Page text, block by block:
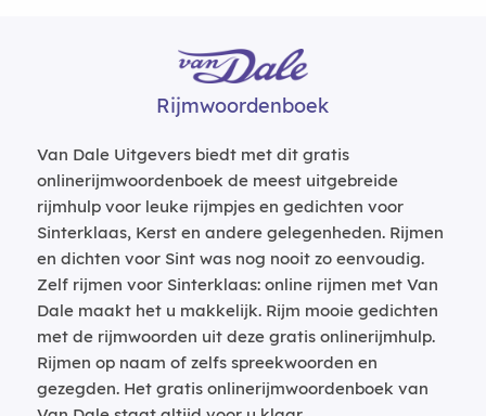
Rijmwoordenboek
Van Dale Uitgevers biedt met dit gratis
onlinerijmwoordenboek de meest uitgebreide
rijmhulp voor leuke rijmpjes en gedichten voor
Sinterklaas, Kerst en andere gelegenheden. Rijmen
en dichten voor Sint was nog nooit zo eenvoudig.
Zelf rijmen voor Sinterklaas: online rijmen met Van
Dale maakt het u makkelijk. Rijm mooie gedichten
met de rijmwoorden uit deze gratis onlinerijmhulp.
Rijmen op naam of zelfs spreekwoorden en
gezegden. Het gratis onlinerijmwoordenboek van